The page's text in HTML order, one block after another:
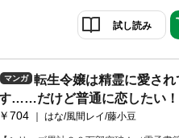
(？)な幼女がフラグ全折りで世界を革命
ー！原作書き下ろし番外編＆描き下ろし
試し読み
マンガ
転生令嬢は精霊に愛され
す……だけど普通に恋したい！
第3巻